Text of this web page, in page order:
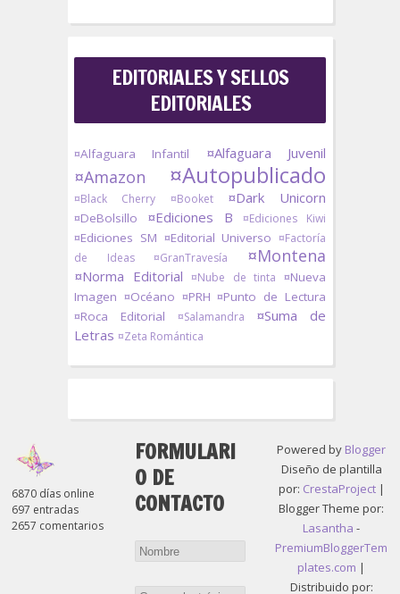
EDITORIALES Y SELLOS
EDITORIALES
¤Alfaguara Infantil ¤Alfaguara Juvenil
¤Amazon ¤Autopublicado
¤Black Cherry ¤Booket ¤Dark Unicorn
¤DeBolsillo ¤Ediciones B ¤Ediciones Kiwi
¤Ediciones SM ¤Editorial Universo ¤Factoría
de Ideas
¤GranTravesía ¤Montena
¤Norma Editorial ¤Nube de tinta ¤Nueva
Imagen ¤Océano ¤PRH ¤Punto de Lectura
¤Roca Editorial
¤Salamandra
¤Suma de
Letras ¤Zeta Romántica
6870 días online
697 entradas
2657 comentarios
FORMULARI
O DE
CONTACTO
Powered by Blogger
Diseño de plantilla
por: CrestaProject|
Blogger Theme por:
Lasantha -
PremiumBloggerTem
plates.com |
Distribuido por: